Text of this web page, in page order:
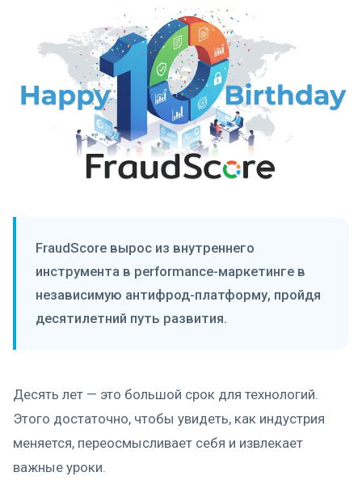
FraudScore вырос из внутреннего
инструмента в performance-маркетинге в
независимую антифрод-платформу, пройдя
десятилетний путь развития.
Десять лет — это большой срок для технологий.
Этого достаточно, чтобы увидеть, как индустрия
меняется, переосмысливает себя и извлекает
важные уроки.